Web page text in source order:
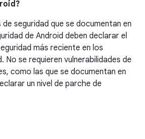
de seguridad que se documentan en
de Android deben declarar el
más reciente en los
No se requieren vulnerabilidades de
como las que se documentan en
un nivel de parche de